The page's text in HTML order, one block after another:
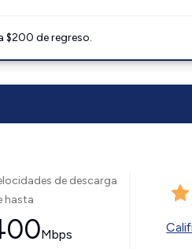
$200 de regreso.
de descarga
hasta
Mbps